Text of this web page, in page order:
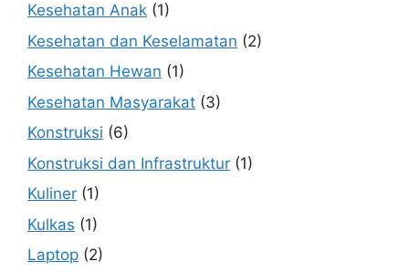
Kesehatan Anak (1)
Kesehatan dan Keselamatan (2)
Kesehatan Hewan (1)
Kesehatan Masyarakat (3)
Konstruksi (6)
Konstruksi dan Infrastruktur (1)
Kuliner (1)
Kulkas (1)
Laptop (2)